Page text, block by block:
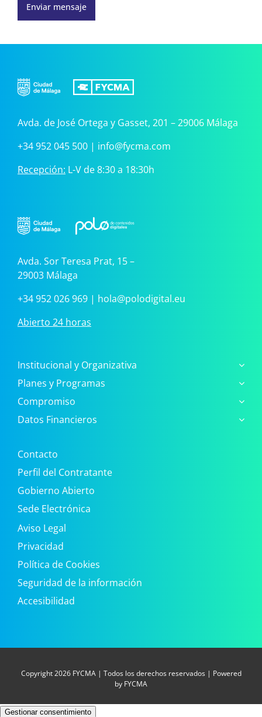
Enviar mensaje
Avda. de José Ortega y Gasset, 201 – 29006 Málaga
+34 952 045 500| info@fycma.com
Recepción: L-V de 8:30 a 18:30h
Avda. Sor Teresa Prat, 15 –
29003 Málaga
+34 952 026 969| hola@polodigital.eu
Abierto 24 horas
Institucional y Organizativa
Planes y Programas
Compromiso
Datos Financieros
Contacto
Perfil del Contratante
Gobierno Abierto
Sede Electrónica
Aviso Legal
Privacidad
Política de Cookies
Seguridad de la información
Accesibilidad
Copyright2026 FYCMA | Todos los derechos reservados | Powered
by FYCMA
Gestionar consentimiento